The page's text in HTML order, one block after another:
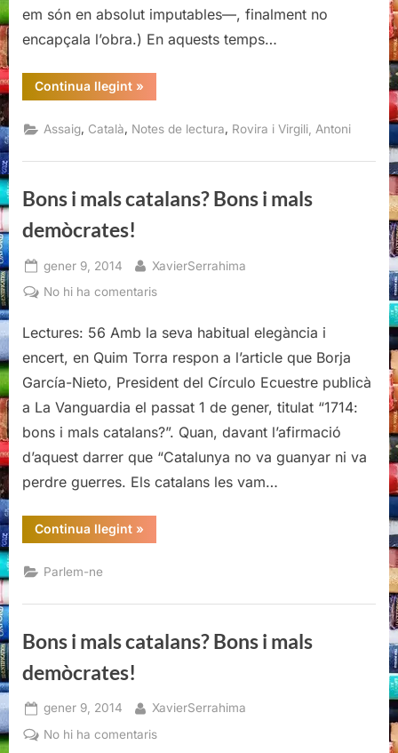
dies
em són en absolut imputables—, finalment no
encapçala l’obra.) En aquests temps…
Continua llegint“Introducció
a
nova
edició
darrers
la
Catalunya
republicana”
»
Assaig, Català, Notes de lectura, Rovira i Virgili, Antoni
Bons i mals catalans? Bons i mals
demòcrates!
Posted
on
gener 9, 2014 By
XavierSerrahima
No hi ha comentarisa
mals
Bons
i
mals
demòcrates!
Lectures: 56 Amb la seva habitual elegància i
encert, en Quim Torra respon a l’article que Borja
García-Nieto, President del Círculo Ecuestre publicà
a La Vanguardia el passat 1 de gener, titulat “1714:
bons i mals catalans?”. Quan, davant l’afirmació
d’aquest darrer que “Catalunya no va guanyar ni va
perdre guerres. Els catalans les vam…
Continua llegint“Bons
i
mals
»
Parlem-ne
Bons i mals catalans? Bons i mals
demòcrates!
Posted
on
gener 9, 2014 By
XavierSerrahima
No hi ha comentarisa